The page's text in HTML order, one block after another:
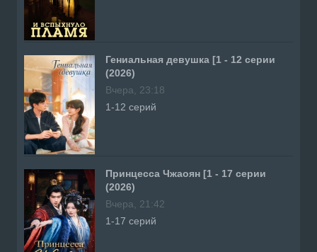
Гениальная девушка [1 - 12 серии
(2026)
Вчера, 23:18
1-12 серий
Принцесса Чжаоян [1 - 17 серии
(2026)
Вчера, 21:42
1-17 серий